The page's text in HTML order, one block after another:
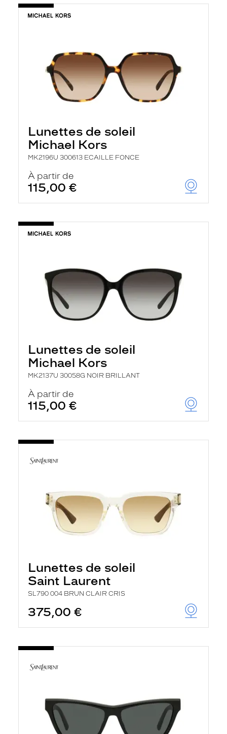
Lunettes de soleil
Michael Kors
MK2196U 300613 ECAILLE FONCE
À partir de
115,00 €
Lunettes de soleil
Michael Kors
MK2137U 30058G NOIR BRILLANT
À partir de
115,00 €
Lunettes de soleil
Saint Laurent
SL790 004 BRUN CLAIR CRIS
375,00 €